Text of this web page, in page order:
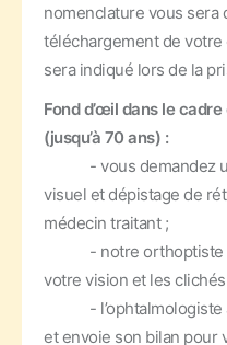
nomenclature vous sera
téléchargement de
sera indiqué lors de la
Fond d’œil dans le
(jusqu’à 70 ans) :
- vous demandez
visuel et dépistage de
médecin traitant ;
- notre orthoptiste
votre vision et les
- l’ophtalmologiste
et envoie son bilan pour